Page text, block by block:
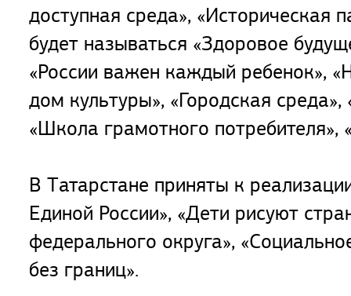
доступная среда», «Историческая
будет называться «Здоровое
«России важен каждый ребенок»,
дом культуры», «Городская
«Школа грамотного потребителя»,
В Татарстане приняты к
Единой России», «Дети рисуют
федерального округа»,
без границ».